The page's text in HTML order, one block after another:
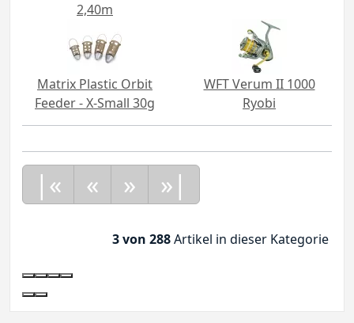
2,40m
Matrix Plastic Orbit
Feeder - X-Small 30g
WFT Verum II 1000
Ryobi
|« « » »|
3 von 288Artikel in dieser Kategorie